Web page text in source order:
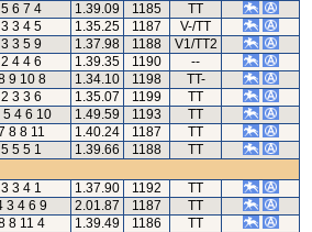
5 6 7 4 1.39.09 1185
TT
3 3 4 5 1.35.25 1187
V-/TT
3 3 5 9 1.37.98 1188
V1/TT2
2 4 4 6 1.39.35 1190
--
9 10 8 1.34.10 1198
TT-
2 3 3 6 1.35.07 1199
TT
5 4 6 10 1.49.59 1193
TT
8 8 11 1.40.24 1187
TT
5 5 5 1 1.39.66 1188
TT
3 3 4 1 1.37.90 1192
TT
3 4 6 9 2.01.87 1187
TT
8 11 4 1.39.49 1186
TT